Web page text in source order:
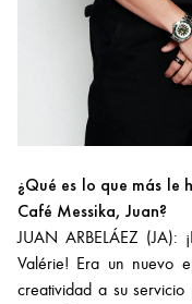
¿Qué es lo que más le
Café Messika, Juan?
JUAN ARBELÁEZ (JA):
Valérie! Era un nuevo
creatividad a su